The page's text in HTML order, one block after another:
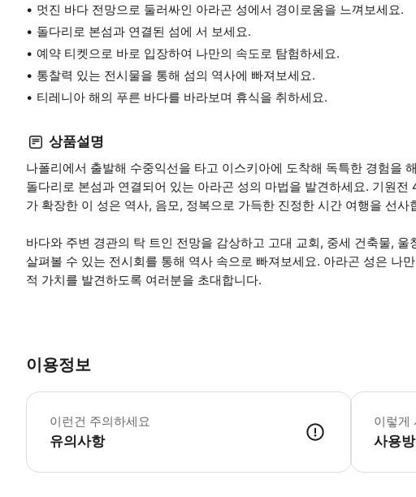
멋진 바다 전망으로 둘러싸인 아라곤 성에서 경이로움을 느껴보세요.
돌다리로 본섬과 연결된 섬에 서 보세요.
예약 티켓으로 바로 입장하여 나만의 속도로 탐험하세요.
통찰력 있는 전시물을 통해 섬의 역사에 빠져보세요.
티레니아 해의 푸른 바다를 바라보며 휴식을 취하세요.
상품설명
나폴리에서 출발해 수중익선을 타고 이스키아에 도착해 독특한 경험을
돌다리로 본섬과 연결되어 있는 아라곤 성의 마법을 발견하세요. 기원
가 확장한 이 성은 역사, 음모, 정복으로 가득한 진정한 시간 여행을 선사
바다와 주변 경관의 탁 트인 전망을 감상하고 고대 교회, 중세 건축물,
살펴볼 수 있는 전시회를 통해 역사 속으로 빠져보세요. 아라곤 성은 나
적 가치를 발견하도록 여러분을 초대합니다.
이용정보
이런건 주의하세요
유의사항
성곽은 매일
이렇게
사용